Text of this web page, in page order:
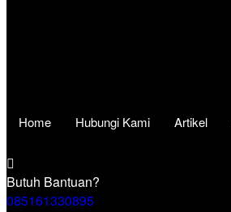
Home Hubungi Kami Artikel
Butuh Bantuan?
085161330895